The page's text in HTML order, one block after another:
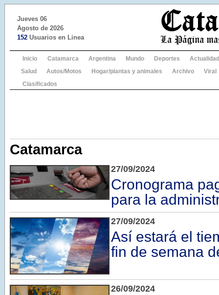
Jueves 06
Agosto de 2026
152 Usuarios en Linea
Inicio Catamarca Argentina Mundo Deportes
Actualidad
Salud
Autos/Motos Hogar/plantas y animales Archivo
Viral
Clasificados
Catamarca
27/09/2024
Cronograma
para la
27/09/2024
Así estará el
fin de semana
26/09/2024